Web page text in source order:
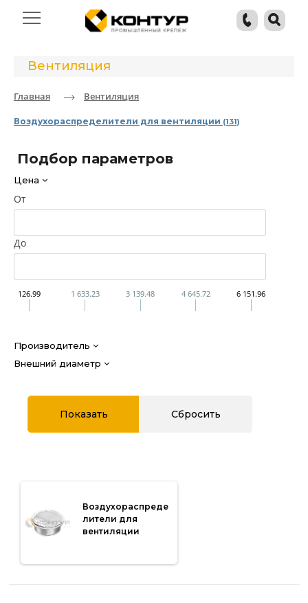
Вентиляция
Главная Вентиляция
Воздухораспределители для вентиляции (131)
Подбор параметров
Цена
От
До
126.99 1 633.23 3 139.48 4 645.72 6 151.96
Производитель
Внешний диаметр
Воздухораспреде
лители для
вентиляции